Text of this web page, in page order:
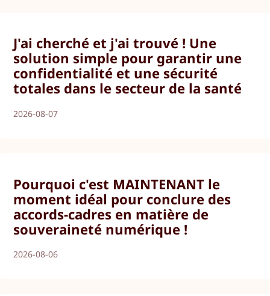
J'ai cherché et j'ai trouvé ! Une
solution simple pour garantir une
confidentialité et une sécurité
totales dans le secteur de la santé
2026-08-07
Pourquoi c'est MAINTENANT le
moment idéal pour conclure des
accords-cadres en matière de
souveraineté numérique !
2026-08-06